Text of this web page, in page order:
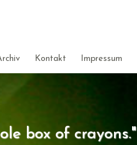
Kontakt Impressum
box of crayons."